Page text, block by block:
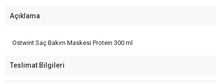
Açıklama
Ostwint Saç Bakım Maskesi Protein 300 ml
Teslimat Bilgileri